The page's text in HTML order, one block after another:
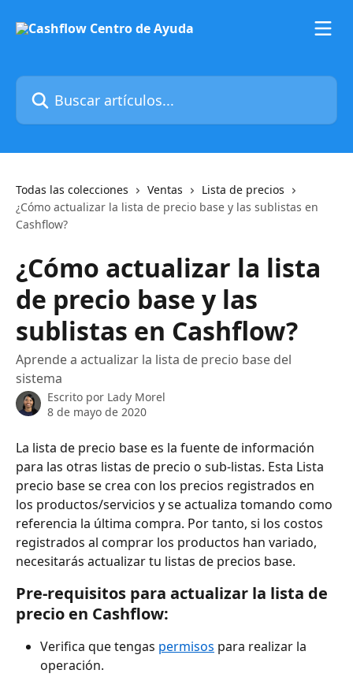
Buscar artículos...
Todas las colecciones Ventas
Lista de precios
¿Cómo actualizar la lista de precio base y las sublistas en
Cashflow?
¿Cómo actualizar la lista
de precio base y las
sublistas en Cashflow?
Aprende a actualizar la lista de precio base del
sistema
Escrito por Lady Morel
8 de mayo de 2020
La lista de precio base es la fuente de información
para las otras listas de precio o sub-listas. Esta Lista
precio base se crea con los precios registrados en
los productos/servicios y se actualiza tomando como
referencia la última compra. Por tanto, si los costos
registrados al comprar los productos han variado,
necesitarás actualizar tu listas de precios base.
Pre-requisitos para actualizar la lista de
precio en Cashflow:
Verifica que tengas permisos para realizar la
operación.